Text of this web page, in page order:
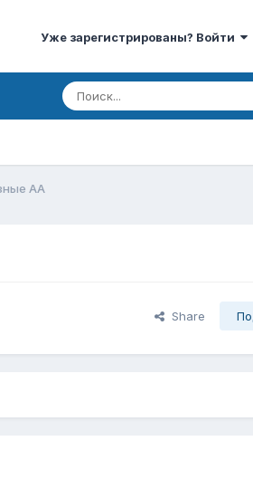
Уже зарегистрированы? Войти
АА
Share